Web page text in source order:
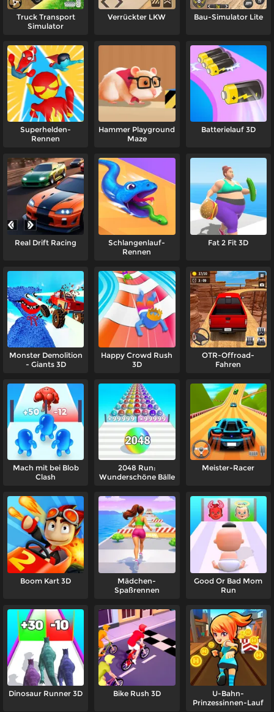
Truck Transport
Simulator
Verrückter LKW Bau-Simulator Lite
Superhelden-
Rennen
Hammer Playground
Maze
Batterielauf 3D
Real Drift Racing
Schlangenlauf-
Rennen
Fat 2 Fit 3D
Monster Demolition
- Giants 3D
Happy Crowd Rush
3D
OTR-Offroad-
Fahren
Mach mit bei Blob
Clash
2048 Run:
Wunderschöne Bälle
Meister-Racer
Boom Kart 3D
Mädchen-
Spaßrennen
Good Or Bad Mom
Run
Dinosaur Runner 3D Bike Rush 3D
U-Bahn-
Prinzessinnen-Lauf